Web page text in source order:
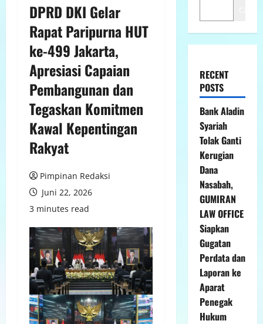
DPRD DKI Gelar
Rapat Paripurna HUT
ke-499 Jakarta,
Apresiasi Capaian
Pembangunan dan
Tegaskan Komitmen
Kawal Kepentingan
Rakyat
Pimpinan Redaksi
Juni 22, 2026
3 minutes read
RECENT
POSTS
Bank Aladin
Syariah
Tolak Ganti
Kerugian
Dana
Nasabah,
GUMIRAN
LAW OFFICE
Siapkan
Gugatan
Perdata dan
Laporan ke
Aparat
Penegak
Hukum